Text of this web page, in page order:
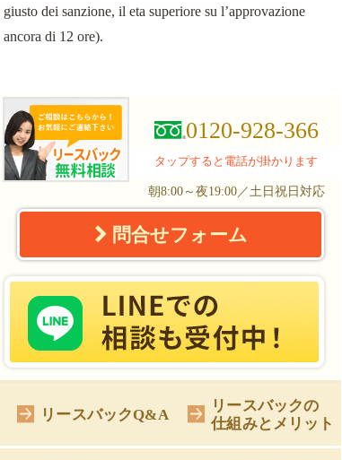
giusto dei sanzione, il eta superiore su l’approvazione
ancora di 12 ore).
0120-928-366
タップすると電話が掛かります
朝8:00～夜19:00／土日祝日対応
問合せフォーム
リースバックQ&A
リースバックの
仕組みとメリット